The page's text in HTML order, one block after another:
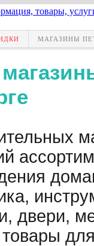
МАГАЗИНЫ
двери,